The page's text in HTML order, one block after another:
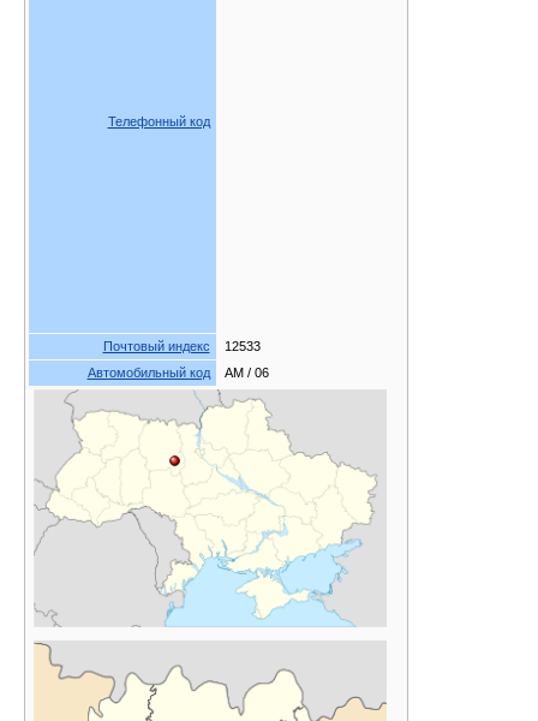
Телефонный код
Почтовый индекс
12533
Автомобильный код
AM / 06